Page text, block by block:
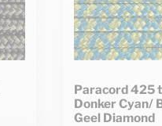
Paracord 425
Donker Cyan/
Geel Diamond